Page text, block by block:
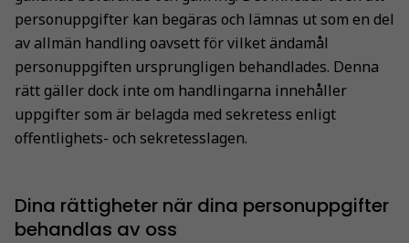
personuppgifter kan begäras och lämnas ut som en del
av allmän handling oavsett för vilket ändamål
personuppgiften ursprungligen behandlades. Denna
rätt gäller dock inte om handlingarna innehåller
uppgifter som är belagda med sekretess enligt
offentlighets- och sekretesslagen.
Dina rättigheter när dina personuppgifter
behandlas av oss